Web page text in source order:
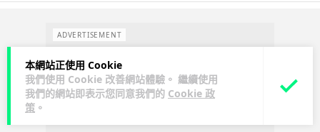
本網站正使用 Cookie
我們使用 Cookie 改善網站體驗。 繼續使用
我們的網站即表示您同意我們的 Cookie 政
策 。
ADVERTISEMENT